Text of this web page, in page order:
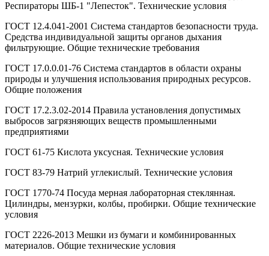
Респираторы ШБ-1 "Лепесток". Технические условия
ГОСТ 12.4.041-2001 Система стандартов безопасности труда.
Средства индивидуальной защиты органов дыхания
фильтрующие. Общие технические требования
ГОСТ 17.0.0.01-76 Система стандартов в области охраны
природы и улучшения использования природных ресурсов.
Общие положения
ГОСТ 17.2.3.02-2014 Правила установления допустимых
выбросов загрязняющих веществ промышленными
предприятиями
ГОСТ 61-75 Кислота уксусная. Технические условия
ГОСТ 83-79 Натрий углекислый. Технические условия
ГОСТ 1770-74 Посуда мерная лабораторная стеклянная.
Цилиндры, мензурки, колбы, пробирки. Общие технические
условия
ГОСТ 2226-2013 Мешки из бумаги и комбинированных
материалов. Общие технические условия